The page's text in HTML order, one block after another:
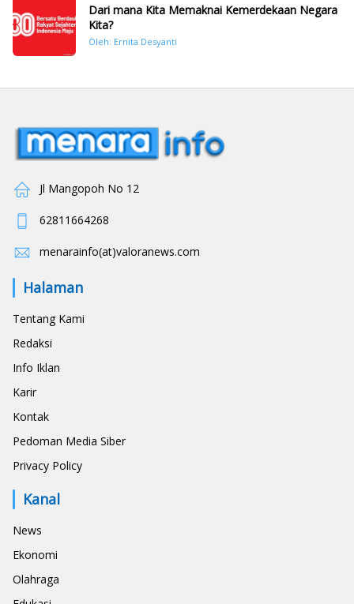
Dari mana Kita Memaknai Kemerdekaan Negara
Kita?
Oleh: Ernita Desyanti
Jl Mangopoh No 12
62811664268
menarainfo(at)valoranews.com
Halaman
Tentang Kami
Redaksi
Info Iklan
Karir
Kontak
Pedoman Media Siber
Privacy Policy
Kanal
News
Ekonomi
Olahraga